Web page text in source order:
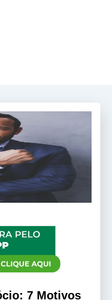
7 Motivos